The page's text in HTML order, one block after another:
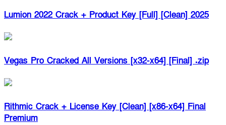
Lumion 2022 Crack + Product Key [Full] [Clean] 2025
Vegas Pro Cracked All Versions [x32-x64] [Final] .zip
Rithmic Crack + License Key [Clean] [x86-x64] Final
Premium